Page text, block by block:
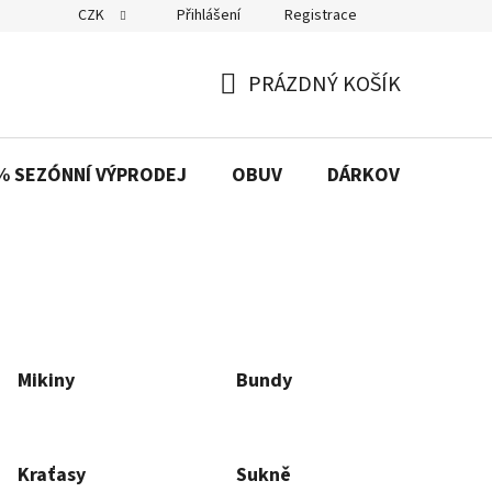
CZK Přihlášení Registrace
KOŠÍK
PRÁZDNÝ KOŠÍK
SEZÓNNÍ VÝPRODEJ OBUV DÁRKOVÉ
Mikiny Bundy
Kraťasy Sukně